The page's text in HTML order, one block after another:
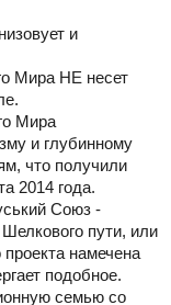
и
Мира НЕ несет
Мира
и глубинному
что получили
2014 года.
Союз -
пути, или
намечена
подобное.
семью со